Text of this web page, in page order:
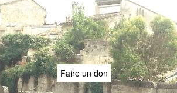
Faire un don